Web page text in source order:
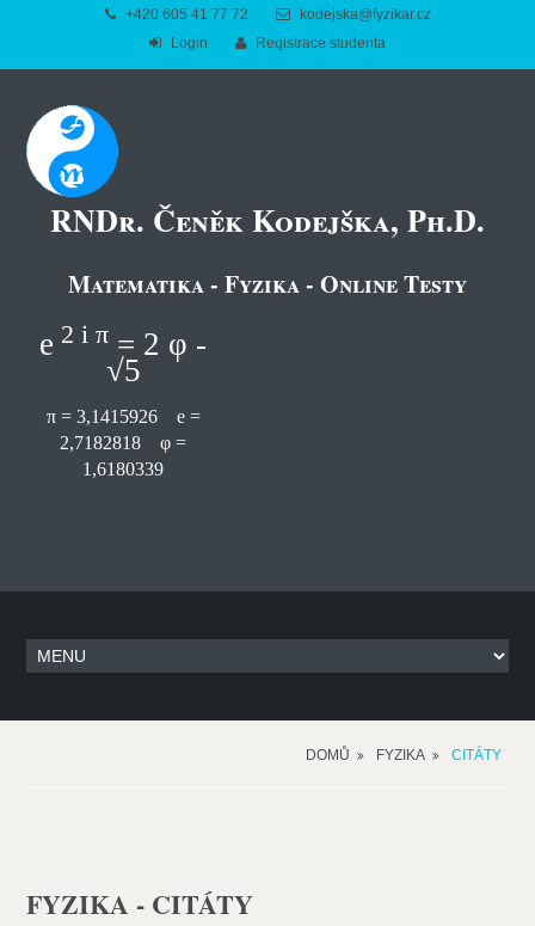
+420 605 41 77 72
kodejska@fyzikar.cz
Login
Registrace studenta
RNDr. Čeněk Kodejška, Ph.D.
Matematika - Fyzika - Online Testy
e 2 i π = 2 φ -
√5
π = 3,1415926 e =
2,7182818 φ =
1,6180339
DOMŮ FYZIKA CITÁTY
FYZIKA - CITÁTY